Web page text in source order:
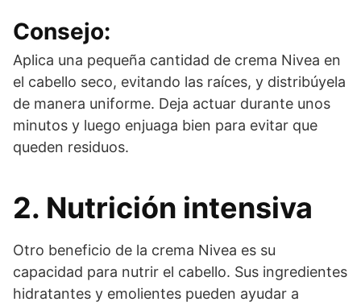
Consejo:
Aplica una pequeña cantidad de crema Nivea en
el cabello seco, evitando las raíces, y distribúyela
de manera uniforme. Deja actuar durante unos
minutos y luego enjuaga bien para evitar que
queden residuos.
2. Nutrición intensiva
Otro beneficio de la crema Nivea es su
capacidad para nutrir el cabello. Sus ingredientes
hidratantes y emolientes pueden ayudar a